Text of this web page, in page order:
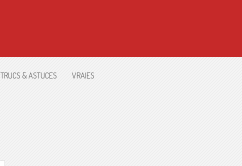
TRUCS & ASTUCES VRAIES